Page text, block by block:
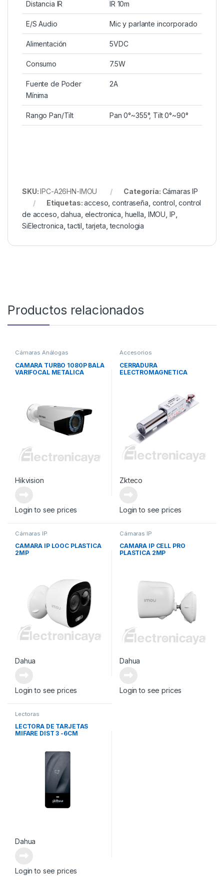
Distancia IR IR 10m
E/S Audio Mic y parlante incorporado
Alimentación 5VDC
Consumo 7.5W
Fuente de Poder
Mínima
2A
Rango Pan/Tilt Pan 0°~355°, Tilt 0°~90°
SKU:IPC-A26HN-IMOU Categoría: Cámaras IP
Etiquetas:acceso ,contraseña control ,control
de acceso ,dahua electronica huella IMOU IP
SiElectronica ,tactil ,tarjeta ,tecnologia
Productos relacionados
Cámaras Análogas
CAMARA TURBO 1080P BALA
VARIFOCAL METALICA
Hikvision
Login to see prices
Accesorios
CERRADURA
ELECTROMAGNETICA
Zkteco
Login to see prices
Cámaras IP
CAMARA IP LOOC PLASTICA
2MP
Dahua
Login to see prices
Cámaras IP
CAMARA IP CELL PRO
PLASTICA 2MP
Dahua
Login to see prices
Lectoras
LECTORA DE TARJETAS
MIFARE DIST 3 -6CM
Dahua
Login to see prices